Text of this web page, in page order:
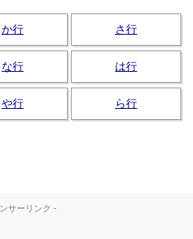
か行 さ行
な行 は行
や行 ら行
サーリンク -